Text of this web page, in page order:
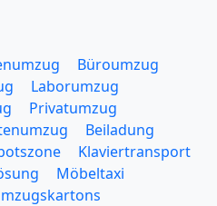
Büroumzug
Laborumzug
Privatumzug
Beiladung
Klaviertransport
Möbeltaxi